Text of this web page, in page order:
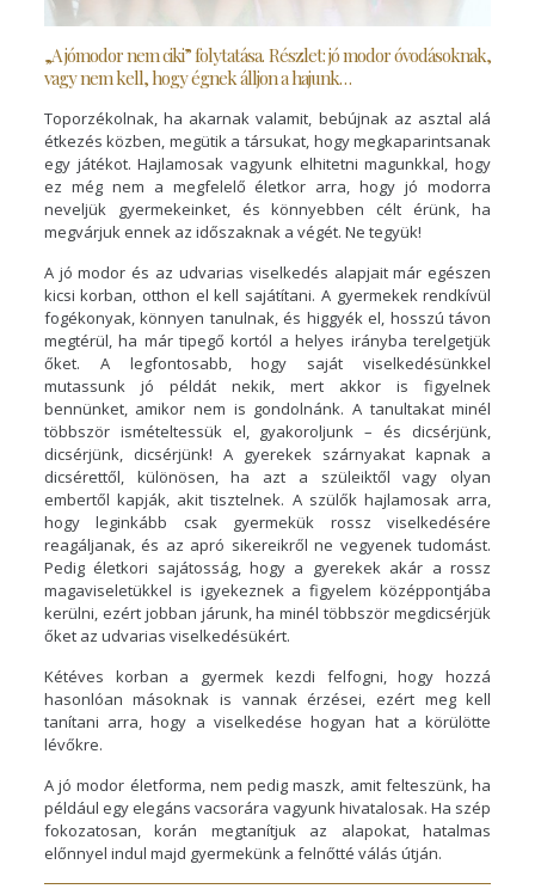
„A jómodor nem ciki” folytatása. Részlet: jó modor óvodásoknak,
vagy nem kell, hogy égnek álljon a hajunk…
Toporzékolnak, ha akarnak valamit, bebújnak az asztal alá
étkezés közben, megütik a társukat, hogy megkaparintsanak
egy játékot. Hajlamosak vagyunk elhitetni magunkkal, hogy
ez még nem a megfelelő életkor arra, hogy jó modorra
neveljük gyermekeinket, és könnyebben célt érünk, ha
megvárjuk ennek az időszaknak a végét. Ne tegyük!
A jó modor és az udvarias viselkedés alapjait már egészen
kicsi korban, otthon el kell sajátítani. A gyermekek rendkívül
fogékonyak, könnyen tanulnak, és higgyék el, hosszú távon
megtérül, ha már tipegő kortól a helyes irányba terelgetjük
őket. A legfontosabb, hogy saját viselkedésünkkel
mutassunk jó példát nekik, mert akkor is figyelnek
bennünket, amikor nem is gondolnánk. A tanultakat minél
többször ismételtessük el, gyakoroljunk – és dicsérjünk,
dicsérjünk, dicsérjünk! A gyerekek szárnyakat kapnak a
dicsérettől, különösen, ha azt a szüleiktől vagy olyan
embertől kapják, akit tisztelnek. A szülők hajlamosak arra,
hogy leginkább csak gyermekük rossz viselkedésére
reagáljanak, és az apró sikereikről ne vegyenek tudomást.
Pedig életkori sajátosság, hogy a gyerekek akár a rossz
magaviseletükkel is igyekeznek a figyelem középpontjába
kerülni, ezért jobban járunk, ha minél többször megdicsérjük
őket az udvarias viselkedésükért.
Kétéves korban a gyermek kezdi felfogni, hogy hozzá
hasonlóan másoknak is vannak érzései, ezért meg kell
tanítani arra, hogy a viselkedése hogyan hat a körülötte
lévőkre.
A jó modor életforma, nem pedig maszk, amit felteszünk, ha
például egy elegáns vacsorára vagyunk hivatalosak. Ha szép
fokozatosan, korán megtanítjuk az alapokat, hatalmas
előnnyel indul majd gyermekünk a felnőtté válás útján.